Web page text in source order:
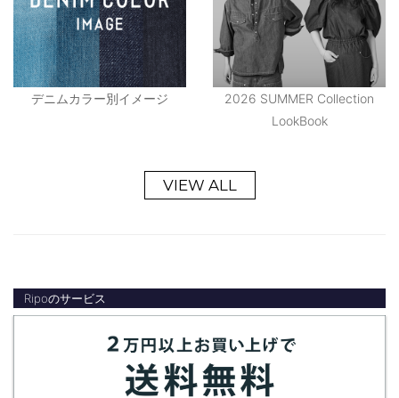
デニムカラー別イメージ
2026 SUMMER Collection
LookBook
VIEW ALL
Ripoのサービス